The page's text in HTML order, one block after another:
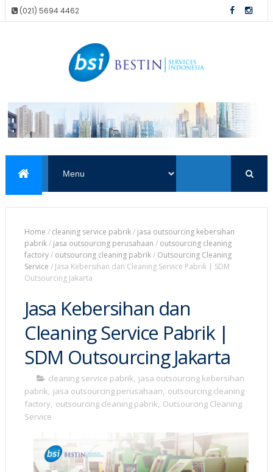
(021) 5694 4462
Home / cleaning service pabrik/ jasa outsourcing kebersihan
pabrik/ jasa outsourcing perusahaan / outsourcing cleaning
factory/ outsourcing cleaning pabrik/ Outsourcing Cleaning
Service / Jasa Kebersihan dan Cleaning Service Pabrik | SDM
Outsourcing Jakarta
Jasa Kebersihan dan
Cleaning Service Pabrik |
SDM Outsourcing Jakarta
cleaning service pabrik, jasa outsourcing kebersihan
pabrik, jasa outsourcing perusahaan, outsourcing cleaning
factory, outsourcing cleaning pabrik, Outsourcing Cleaning
Service